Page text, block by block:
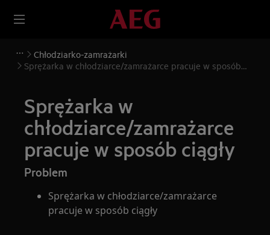
Chłodziarko-zamrażarki
Sprężarka w chłodziarce/zamrażarce pracuje w sposób
Sprężarka w
chłodziarce/zamrażarce
pracuje w sposób ciągły
Problem
Sprężarka w chłodziarce/zamrażarce
pracuje w sposób ciągły